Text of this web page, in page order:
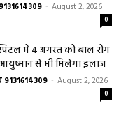
फसल बीमा योजना खरीफ
- August 2, 2026
0
में 4 अगस्त को बाल रोग